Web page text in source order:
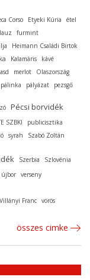
Corso Etyeki Kúria
étel
furmint
Heimann Családi Birtok
Kalamáris
kávé
merlot Olaszország
pálinka pályázat pezsgő
Pécsi borvidék
SZBKI
publicisztika
syrah Szabó Zoltán
Szerbia Szlovénia
újbor verseny
Villányi Franc vörös
összes cimke